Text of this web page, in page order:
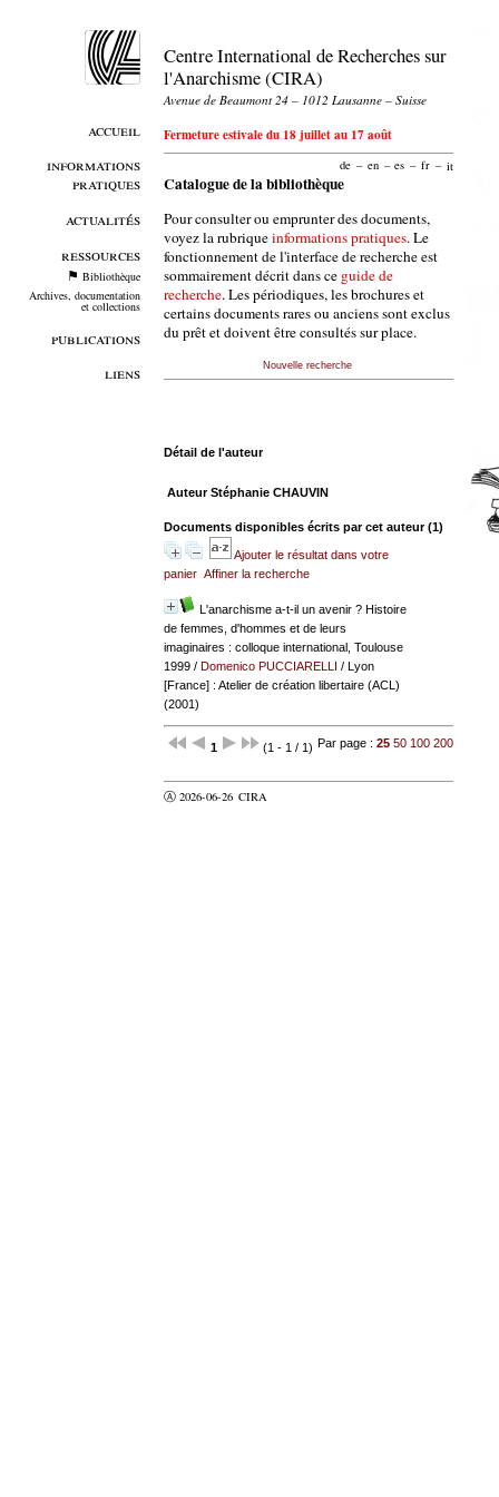
accueil
informations
pratiques
actualités
ressources
Bibliothèque
Archives, documentation
et collections
publications
liens
Centre International de Recherches sur
l'Anarchisme (CIRA)
Avenue de Beaumont 24 – 1012 Lausanne – Suisse
Fermeture estivale du 18 juillet au 17 août
de – en – es – fr – it
Catalogue de la bibliothèque
Pour consulter ou emprunter des documents,
voyez la rubriqueinformations pratiques. Le
fonctionnement de l'interface de recherche est
sommairement décrit dans ce guide de
recherche. Les périodiques, les brochures et
certains documents rares ou anciens sont exclus
du prêt et doivent être consultés sur place.
Nouvelle recherche
Détail de l'auteur
Auteur Stéphanie CHAUVIN
Documents disponibles écrits par cet auteur (1)
Ajouter le résultat dans votre
panier Affiner la recherche
L'anarchisme a-t-il un avenir ? Histoire
de femmes, d'hommes et de leurs
imaginaires : colloque international, Toulouse
1999/ Domenico PUCCIARELLI / Lyon
[France] : Atelier de création libertaire (ACL)
(2001)
1 (1 - 1 / 1) Par page : 25 50 100 200
Ⓐ 2026-06-26 CIRA